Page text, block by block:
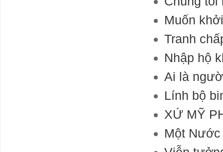
Muốn
Tranh
Nhập hộ
Ai là
Lính bộ
XỨ MỸ
Một